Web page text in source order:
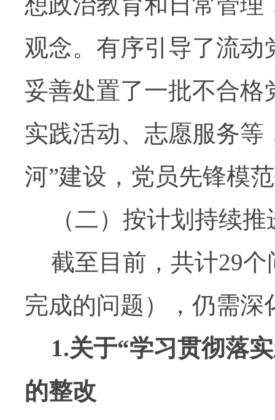
观念。有序引导了流动
妥善处置了一批不合格
实践活动、志愿服务等
河”建设，党员先锋模
（二）按计划持续
截至目前，共计29个
完成的问题），仍需深
1.关于“学习贯彻落
的整改